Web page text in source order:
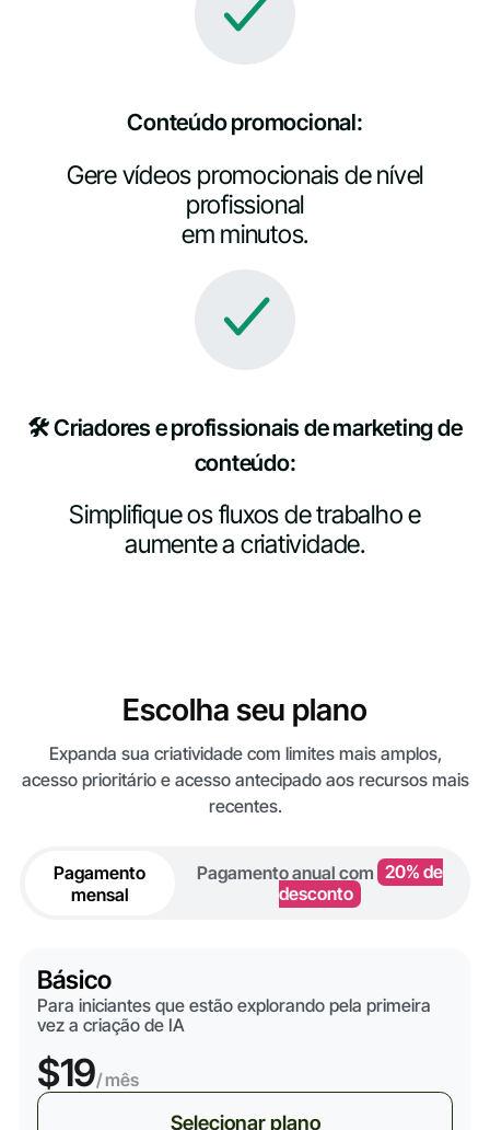
Conteúdo promocional:
Gere vídeos promocionais de nível
profissional
em minutos.
🛠️ Criadores e profissionais de marketing de
conteúdo:
Simplifique os fluxos de trabalho e
aumente a criatividade.
Escolha seu plano
Expanda sua criatividade com limites mais amplos,
acesso prioritário e acesso antecipado aos recursos mais
recentes.
Pagamento
mensal
Pagamento anual com 20% de
desconto
Básico
Para iniciantes que estão explorando pela primeira
vez a criação de IA
$19/ mês
Selecionar plano